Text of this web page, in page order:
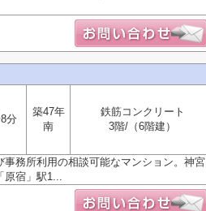
分
築47年
南
鉄筋コンクリート
3階/（6階建）
務所利用の相談可能なマンション。神宮
原宿」駅1...